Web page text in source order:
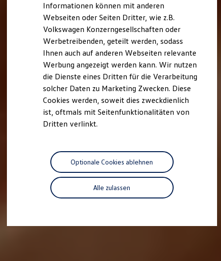
Lifestyle Shop
T-Roc Kollektion
Golf Kollektion
ID. Kollektion
Volkswagen Kollektion
R-Kollektion
GTI Kollektion
Fußball Drop
we drive football
#wedriveproud
Besitzer und Service
Software Updates
Service und Ersatzteile
Motorenöl und Flüssigkeiten
Räder und Reifen
Pannen- und Unfallhilfe
Economy Service
Volkswagen Teile
Zubehör
Informationen können mit anderen
Webseiten oder Seiten Dritter, wie z.B.
Volkswagen Konzerngesellschaften oder
Werbetreibenden, geteilt werden, sodass
Ihnen auch auf anderen Webseiten relevante
Werbung angezeigt werden kann. Wir nutzen
die Dienste eines Dritten für die Verarbeitung
solcher Daten zu Marketing Zwecken. Diese
Cookies werden, soweit dies zweckdienlich
ist, oftmals mit Seitenfunktionalitäten von
Dritten verlinkt.
Alle zulassen
Optionale Cookies ablehnen